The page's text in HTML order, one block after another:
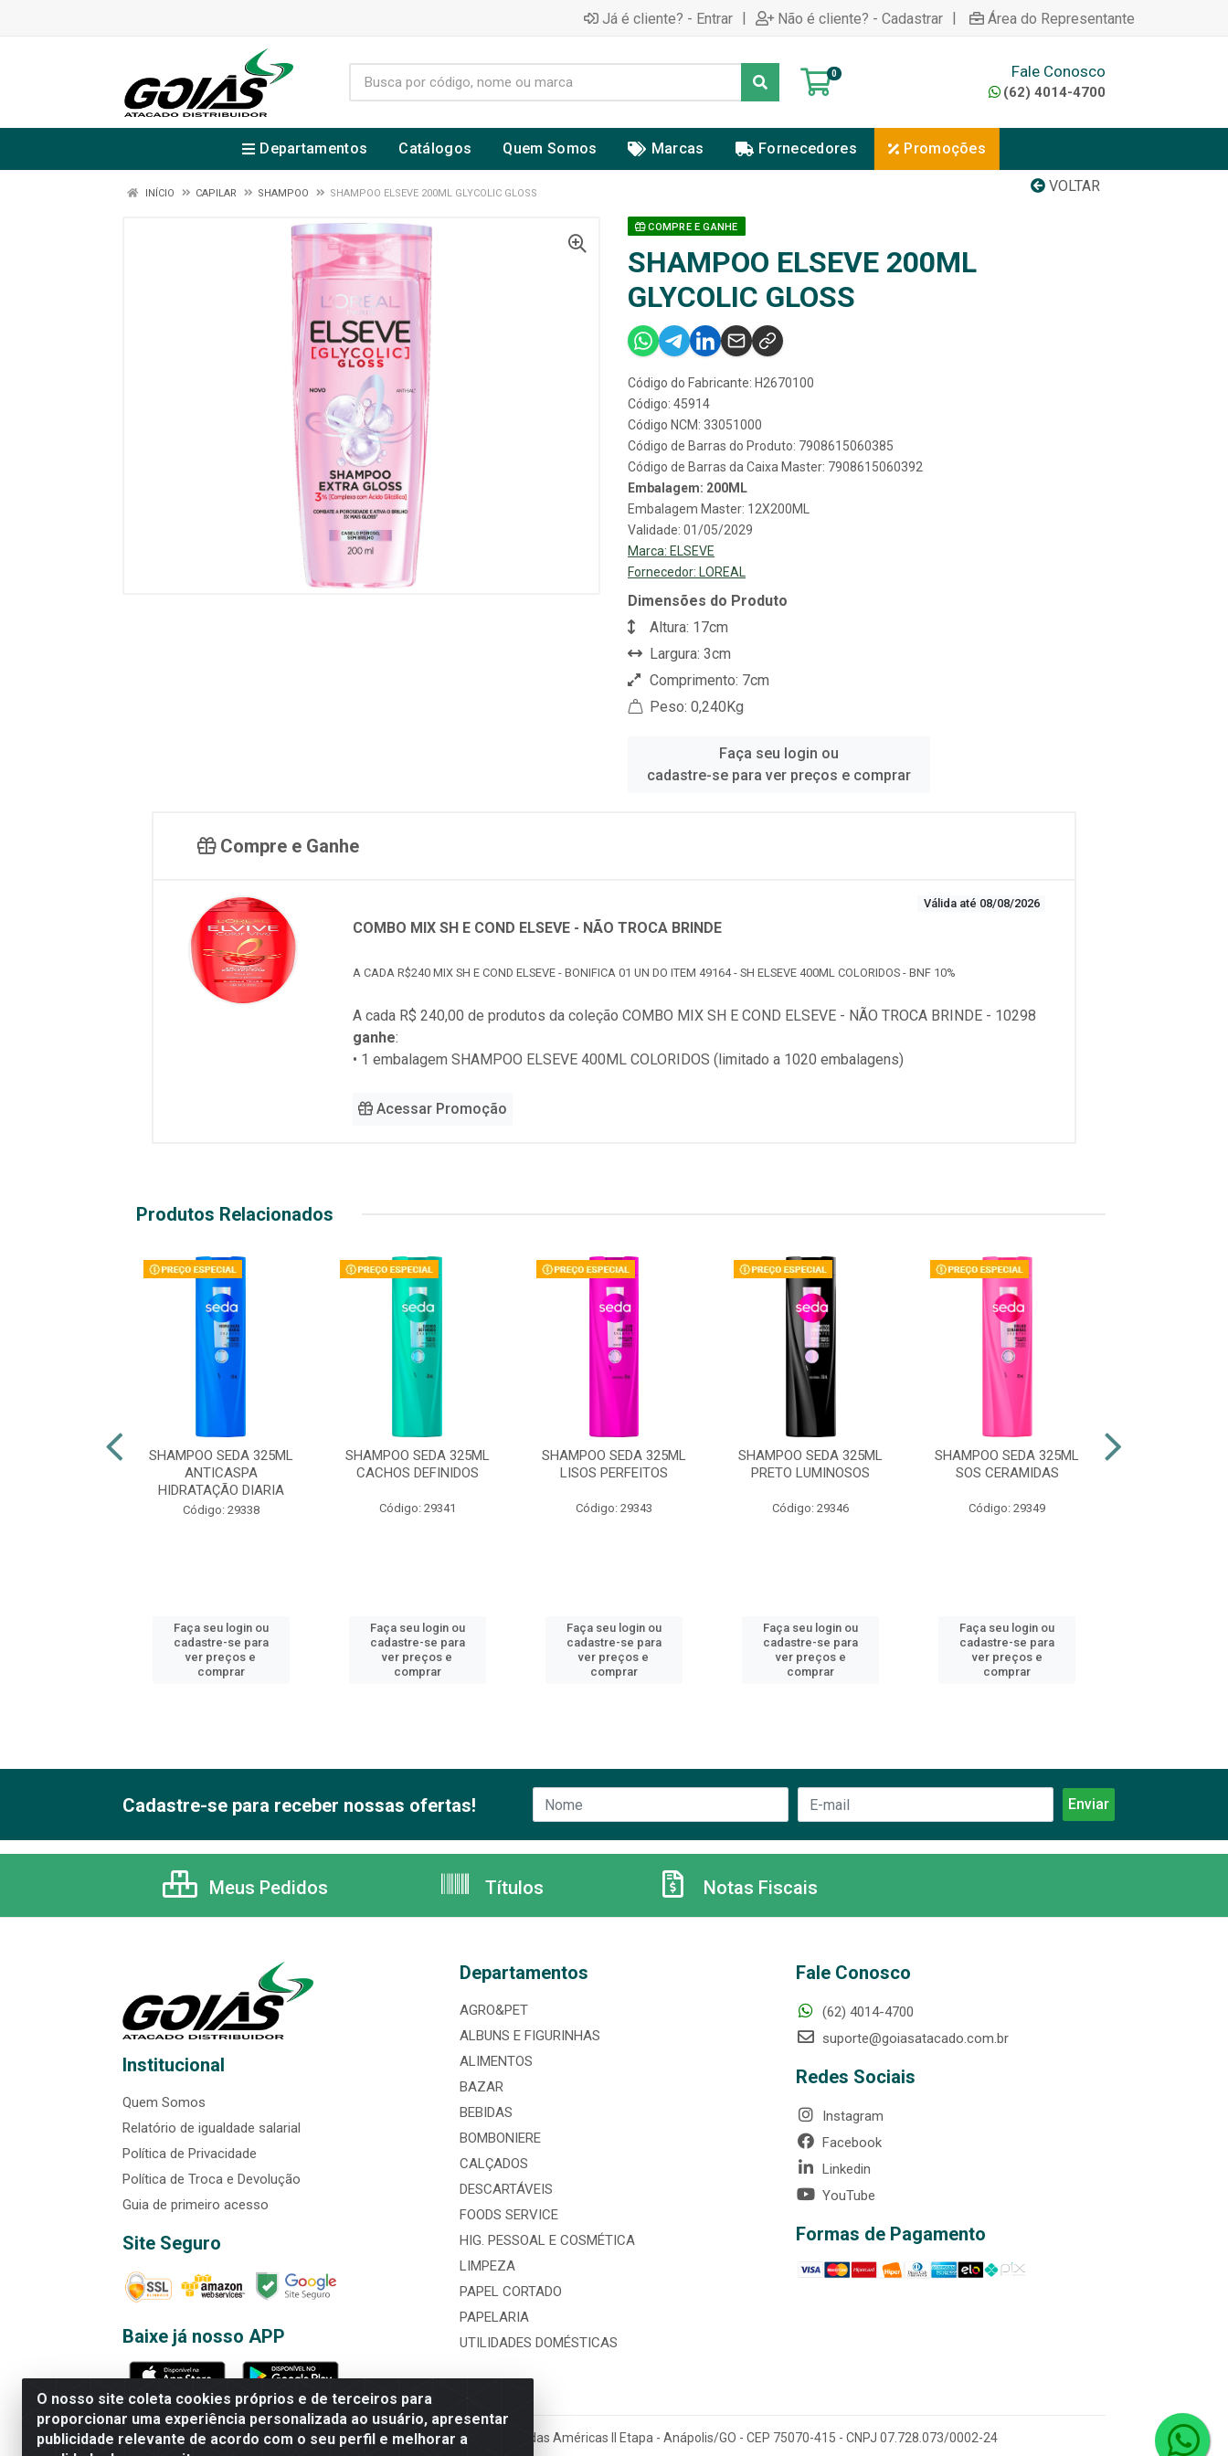
Já é cliente? - Entrar | Não é cliente? - Cadastrar | Área do Representante
0 Fale Conosco
(62) 4014-4700
Departamentos Catálogos Quem Somos Marcas Fornecedores Promoções
VOLTAR
INÍCIO CAPILAR SHAMPOO SHAMPOO ELSEVE 200ML GLYCOLIC GLOSS
COMPRE E GANHE
SHAMPOO ELSEVE 200ML
GLYCOLIC GLOSS
Código do Fabricante: H2670100
Código: 45914
Código NCM: 33051000
Código de Barras do Produto: 7908615060385
Código de Barras da Caixa Master: 7908615060392
Embalagem: 200ML
Embalagem Master: 12X200ML
Validade: 01/05/2029
Marca: ELSEVE
Fornecedor:
LOREAL
Dimensões do Produto
Altura: 17cm
Largura: 3cm
Comprimento: 7cm
Peso: 0,240Kg
Faça seu login ou
cadastre-se para ver preços e comprar
Compre e Ganhe
Válida até 08/08/2026
COMBO MIX SH E COND ELSEVE - NÃO TROCA BRINDE
A CADA R$240 MIX SH E COND ELSEVE - BONIFICA 01 UN DO ITEM 49164 - SH ELSEVE 400ML COLORIDOS - BNF 10%
A cada R$ 240,00 de produtos da coleçãoCOMBO MIX SH E COND ELSEVE - NÃO TROCA BRINDE - 10298
ganhe:
• 1 embalagem SHAMPOO ELSEVE 400ML COLORIDOS (limitado a 1020 embalagens)
Acessar Promoção
Produtos Relacionados
SHAMPOO SEDA 325ML
ANTICASPA
HIDRATAÇÃO DIARIA
Código: 29338
Faça seu login ou
cadastre-se para
ver preços e
comprar
SHAMPOO SEDA 325ML
CACHOS DEFINIDOS
Código: 29341
Faça seu login ou
cadastre-se para
ver preços e
comprar
SHAMPOO SEDA 325ML
LISOS PERFEITOS
Código: 29343
Faça seu login ou
cadastre-se para
ver preços e
comprar
SHAMPOO SEDA 325ML
PRETO LUMINOSOS
Código: 29346
Faça seu login ou
cadastre-se para
ver preços e
comprar
SHAMPOO SEDA 325ML
SOS CERAMIDAS
Código: 29349
Faça seu login ou
cadastre-se para
ver preços e
comprar
O nosso site coleta cookies próprios e de terceiros para
proporcionar uma experiência personalizada ao usuário, apresentar
publicidade relevante de acordo com o seu perfil e melhorar a
Cadastre-se para receber nossas ofertas!
Meus Pedidos Títulos Notas Fiscais
Institucional
Quem Somos
Relatório de igualdade salarial
Política de Privacidade
Política de Troca e Devolução
Guia de primeiro acesso
Site Seguro
Baixe já nosso APP
Departamentos
AGRO&PET
ALBUNS E FIGURINHAS
ALIMENTOS
BAZAR
BEBIDAS
BOMBONIERE
CALÇADOS
DESCARTÁVEIS
FOODS SERVICE
HIG. PESSOAL E COSMÉTICA
LIMPEZA
PAPEL CORTADO
PAPELARIA
UTILIDADES DOMÉSTICAS
Fale Conosco
(62) 4014-4700
suporte@goiasatacado.com.br
Redes Sociais
Instagram
Facebook
Linkedin
YouTube
Formas de Pagamento
Rede Brasil - Avenida Universitária, nº 3860, Jardim das Américas II Etapa - Anápolis/GO - CEP 75070-415 - CNPJ 07.728.073/0002-24